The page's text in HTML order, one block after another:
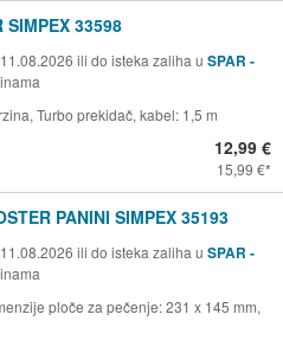
SIMPEX 33598
ili do isteka zaliha u SPAR -
Turbo prekidač, kabel: 1,5 m
12,99 €
15,99 €
PANINI SIMPEX 35193
ili do isteka zaliha u SPAR -
ploče za pečenje: 231 x 145 mm,